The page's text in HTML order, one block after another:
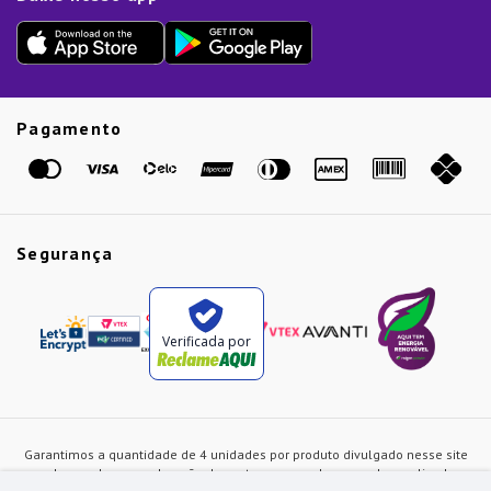
Dia dos Pais
Presente de Natal
Pagamento
Segurança
Verificada por
Garantimos a quantidade de 4 unidades por produto divulgado nesse site
ou de acordo com a duração dos estoques, sendo as vendas realizadas